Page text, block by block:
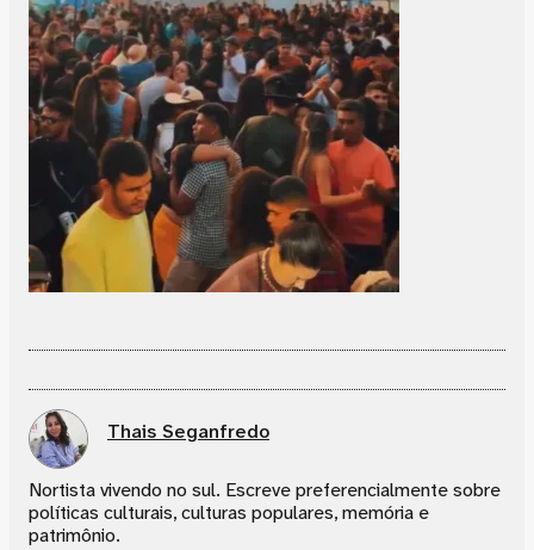
Thais Seganfredo
Nortista vivendo no sul. Escreve preferencialmente sobre
políticas culturais, culturas populares, memória e
patrimônio.